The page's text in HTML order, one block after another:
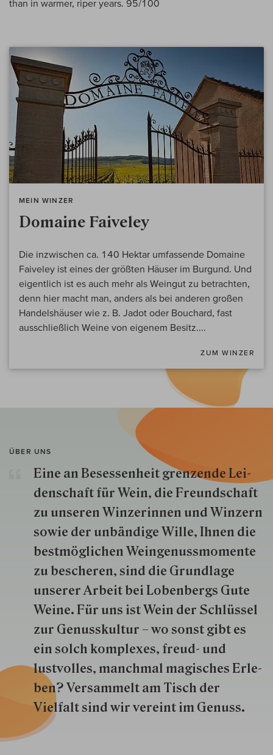
than in warmer, riper years. 95/100
MEIN WINZER
Domaine Faiveley
Die inzwischen ca. 140 Hektar umfassende Domaine
Faiveley ist eines der größten Häuser im Burgund. Und
eigentlich ist es auch mehr als Weingut zu betrachten,
denn hier macht man, anders als bei anderen großen
Handelshäuser wie z. B. Jadot oder Bouchard, fast
ausschließlich Weine von eigenem Besitz....
ZUM WINZER
ÜBER UNS
Eine an Besessenheit gren­zende Lei­
den­schaft für Wein, die Freund­schaft
zu unseren Win­zer­innen und Win­zern
so­wie der un­bän­dige Wille, Ihnen die
best­mög­lich­en Wein­genuss­momente
zu besche­ren, sind die Grund­lage
unserer Arbeit bei Lobenbergs Gute
Weine. Für uns ist Wein der Schlüs­sel
zur Genuss­kultur – wo sonst gibt es
ein solch kom­plexes, freud- und
lustvolles, manchmal ma­gisch­es Er­le­
ben? Versammelt am Tisch der
Vielfalt sind wir ver­eint im Genuss.